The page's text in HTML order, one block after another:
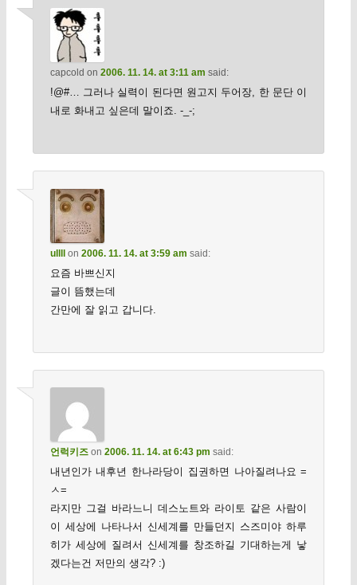
capcold on 2006. 11. 14. at 3:11 am said:
!@#… 그러나 실력이 된다면 원고지 두어장, 한 문단 이
내로 화내고 싶은데 말이죠. -_-;
ullllon 2006. 11. 14. at 3:59 am said:
요즘 바쁘신지
글이 뜸했는데
간만에 잘 읽고 갑니다.
언럭키즈on 2006. 11. 14. at 6:43 pm said:
내년인가 내후년 한나라당이 집권하면 나아질려나요 =
ㅅ=
라지만 그걸 바라느니 데스노트와 라이토 같은 사람이
이 세상에 나타나서 신세계를 만들던지 스즈미야 하루
히가 세상에 질려서 신세계를 창조하길 기대하는게 낳
겠다는건 저만의 생각? :)